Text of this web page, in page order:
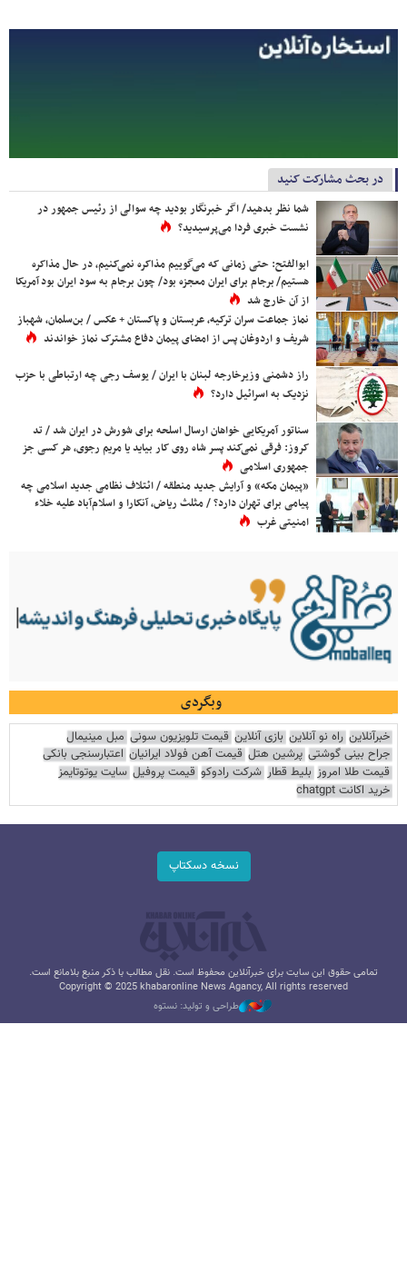
در بحث مشارکت کنید
شما نظر بدهید/ اگر خبرنگار بودید چه سوالی از رئیس جمهور در
نشست خبری فردا می‌پرسیدید؟
ابوالفتح: حتی زمانی که می‌گوییم مذاکره نمی‌کنیم، در حال مذاکره
هستیم/ برجام برای ایران معجزه بود/ چون برجام به سود ایران بود آمریکا
از آن خارج شد
نماز جماعت سران ترکیه، عربستان و پاکستان + عکس / بن‌سلمان، شهباز
شریف و اردوغان پس از امضای پیمان دفاع مشترک نماز خواندند
راز دشمنی وزیرخارجه لبنان با ایران / یوسف رجی چه ارتباطی با حزب
نزدیک به اسرائیل دارد؟
سناتور آمریکایی خواهان ارسال اسلحه برای شورش در ایران شد / تد
کروز: فرقی نمی‌کند پسر شاه روی کار بیاید یا مریم رجوی، هر کسی جز
جمهوری اسلامی
«پیمان مکه» و آرایش جدید منطقه / ائتلاف نظامی جدید اسلامی چه
پیامی برای تهران دارد؟ / مثلث ریاض، آنکارا و اسلام‌آباد علیه خلاء
امنیتی غرب
وبگردی
خبرآنلاین راه نو آنلاین بازی آنلاین قیمت تلویزیون سونی مبل مینیمال
جراح بینی گوشتی پرشین هتل قیمت آهن فولاد ایرانیان اعتبارسنجی بانکی
قیمت طلا امروز بلیط قطار شرکت رادوکو قیمت پروفیل سایت یوتوتایمز
خرید اکانت chatgpt
نسخه دسکتاپ
تمامی حقوق این سایت برای خبرآنلاین محفوظ است. نقل مطالب با ذکر منبع بلامانع است.
Copyright © 2025 khabaronline News Agancy, All rights reserved
طراحی و تولید: نستوه